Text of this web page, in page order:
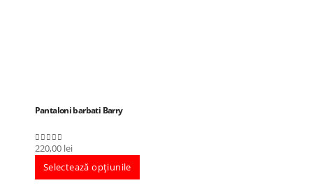
Pantaloni barbati Barry
0out of 5
220,00 lei
Selectează opțiunile